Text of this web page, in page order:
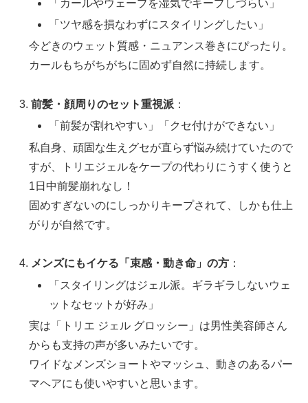
「カールやウェーブを湿気でキープしづらい」
「ツヤ感を損なわずにスタイリングしたい」
今どきのウェット質感・ニュアンス巻きにぴったり。
カールもちがちがちに固めず自然に持続します。
前髪・顔周りのセット重視派 ：
「前髪が割れやすい」「クセ付けができない」
私自身、頑固な生えグセが直らず悩み続けていたので
すが、トリエジェルをケープの代わりにうすく使うと
1日中前髪崩れなし！
固めすぎないのにしっかりキープされて、しかも仕上
がりが自然です。
メンズにもイケる「束感・動き命」の方 ：
「スタイリングはジェル派。ギラギラしないウェ
ットなセットが好み」
実は「トリエ ジェル グロッシー」は男性美容師さん
からも支持の声が多いみたいです。
ワイドなメンズショートやマッシュ、動きのあるパー
マヘアにも使いやすいと思います。